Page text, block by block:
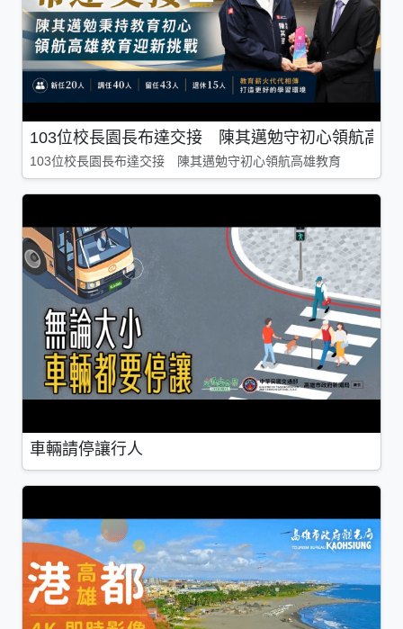
103位校長園長布達交接 陳其邁勉守初心領航高雄
103位校長園長布達交接 陳其邁勉守初心領航高雄教育
車輛請停讓行人